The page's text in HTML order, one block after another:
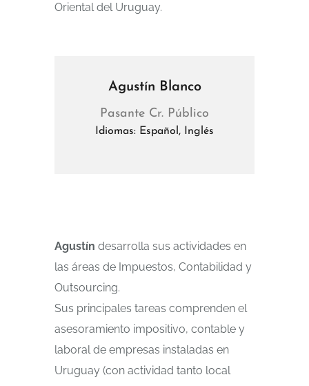
Oriental del Uruguay.
Agustín Blanco
Pasante Cr. Público
Idiomas: Español, Inglés
Agustín desarrolla sus actividades en
las áreas de Impuestos, Contabilidad y
Outsourcing.
Sus principales tareas comprenden el
asesoramiento impositivo, contable y
laboral de empresas instaladas en
Uruguay (con actividad tanto local